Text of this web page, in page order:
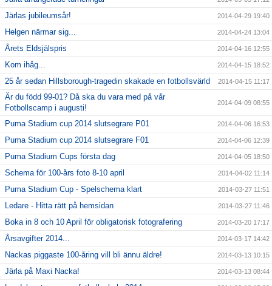
Järlas jubileumsår! 2014-04-29 19:40
Helgen närmar sig... 2014-04-24 13:04
Årets Eldsjälspris 2014-04-16 12:55
Kom ihåg... 2014-04-15 18:52
25 år sedan Hillsborough-tragedin skakade en fotbollsvärld 2014-04-15 11:17
Är du född 99-01? Då ska du vara med på vår
Fotbollscamp i augusti!
2014-04-09 08:55
Puma Stadium cup 2014 slutsegrare P01 2014-04-06 16:53
Puma Stadium cup 2014 slutsegrare F01 2014-04-06 12:39
Puma Stadium Cups första dag 2014-04-05 18:50
Schema för 100-års foto 8-10 april 2014-04-02 11:14
Puma Stadium Cup - Spelschema klart 2014-03-27 11:51
Ledare - Hitta rätt på hemsidan 2014-03-27 11:46
Boka in 8 och 10 April för obligatorisk fotografering 2014-03-20 17:17
Årsavgifter 2014... 2014-03-17 14:42
Nackas piggaste 100-åring vill bli ännu äldre! 2014-03-13 10:15
Järla på Maxi Nacka! 2014-03-13 08:44